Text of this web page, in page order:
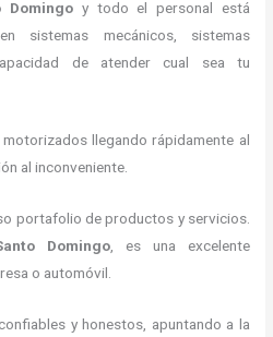
Domingo y todo el personal está
sistemas mecánicos, sistemas
de atender cual sea tu
llegando rápidamente al
al inconveniente.
portafolio de productos y servicios.
Domingo, es una excelente
o automóvil.
y honestos, apuntando a la